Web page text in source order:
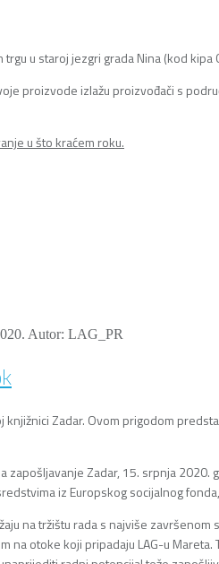
u staroj jezgri grada Nina (kod kipa
proizvode izlažu proizvođači s
u što kraćem roku.
Autor: LAG_PR
Zadar. Ovom prigodom
zapošljavanje Zadar, 15. srpnja
iz Europskog socijalnog
na tržištu rada s najviše
otoke koji pripadaju LAG-u